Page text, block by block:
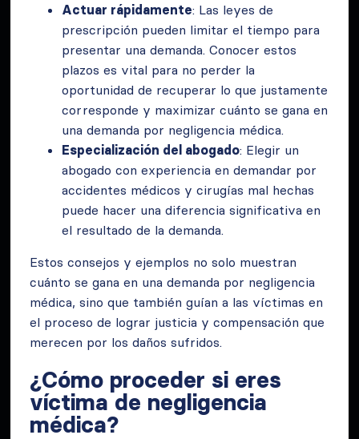
Actuar rápidamente: Las leyes de
prescripción pueden limitar el tiempo para
presentar una demanda. Conocer estos
plazos es vital para no perder la
oportunidad de recuperar lo que justamente
corresponde y maximizar cuánto se gana en
una demanda por negligencia médica.
Especialización del abogado: Elegir un
abogado con experiencia en demandar por
accidentes médicos y cirugías mal hechas
puede hacer una diferencia significativa en
el resultado de la demanda.
Estos consejos y ejemplos no solo muestran
cuánto se gana en una demanda por negligencia
médica, sino que también guían a las víctimas en
el proceso de lograr justicia y compensación que
merecen por los daños sufridos.
¿Cómo proceder si eres
víctima de negligencia
médica?